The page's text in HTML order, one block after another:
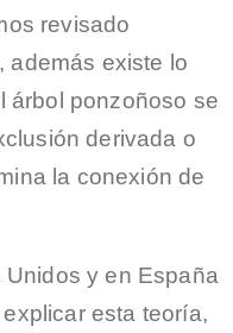
revisado
además existe lo
árbol ponzoñoso se
derivada o
la conexión de
y en España
esta teoría,